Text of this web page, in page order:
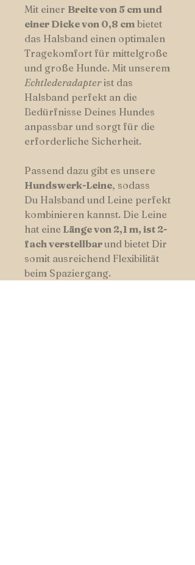
Mit einer Breite von 5 cm und
einer Dicke von 0,8 cm bietet
das Halsband einen optimalen
Tragekomfort für mittelgroße
und große Hunde. Mit unserem
Echtlederadapterist das
Halsband perfekt an die
Bedürfnisse Deines Hundes
anpassbar und sorgt für die
erforderliche Sicherheit.
Passend dazu gibt es unsere
Hundswerk-Leine, sodass
Du Halsband und Leine perfekt
kombinieren kannst. Die Leine
hat eine Länge von 2,1 m, ist 2-
fach verstellbarund bietet Dir
somit ausreichend Flexibilität
beim Spaziergang.